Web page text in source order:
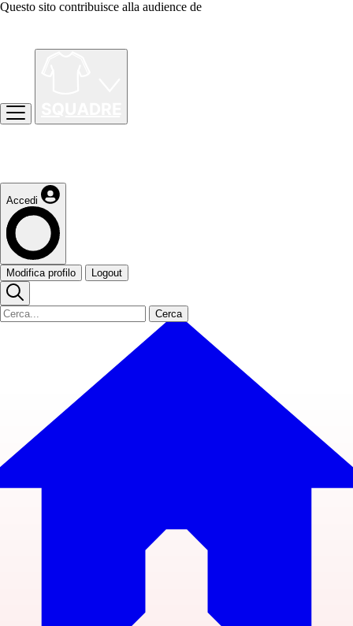
Questo sito contribuisce alla audience de
Accedi
Modifica profilo Logout
Cerca